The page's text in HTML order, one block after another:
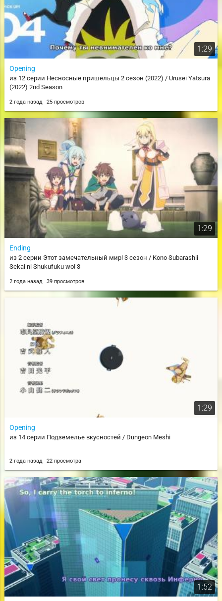
1:29
Opening
из 12 серии Несносные пришельцы 2 сезон (2022) / Urusei Yatsura
(2022) 2nd Season
2 года назад 25 просмотров
1:29
Ending
из 2 серии Этот замечательный мир! 3 сезон / Kono Subarashii
Sekai ni Shukufuku wo! 3
2 года назад 39 просмотров
1:29
Opening
из 14 серии Подземелье вкусностей / Dungeon Meshi
2 года назад 22 просмотра
1:52